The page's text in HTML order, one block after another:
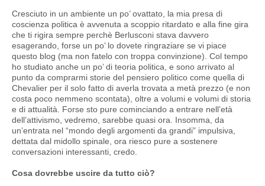
Cresciuto in un ambiente un po’ ovattato, la mia presa di
coscienza politica è avvenuta a scoppio ritardato e alla fine gira
che ti rigira sempre perchè Berlusconi stava davvero
esagerando, forse un po’ lo dovete ringraziare se vi piace
questo blog (ma non fatelo con troppa convinzione). Col tempo
ho studiato anche un po’ di teoria politica, e sono arrivato al
punto da comprarmi storie del pensiero politico come quella di
Chevalier per il solo fatto di averla trovata a metà prezzo (e non
costa poco nemmeno scontata), oltre a volumi e volumi di storia
e di attualità. Forse sto pure cominciando a entrare nell’età
dell’attivismo, vedremo, sarebbe quasi ora. Insomma, da
un’entrata nel “mondo degli argomenti da grandi” impulsiva,
dettata dal midollo spinale, ora riesco pure a sostenere
conversazioni interessanti, credo.
Cosa dovrebbe uscire da tutto ciò?